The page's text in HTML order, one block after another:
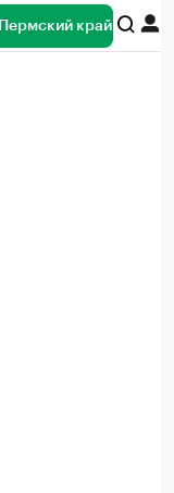
Пермский край